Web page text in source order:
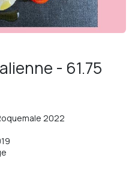
- 61.75
2022